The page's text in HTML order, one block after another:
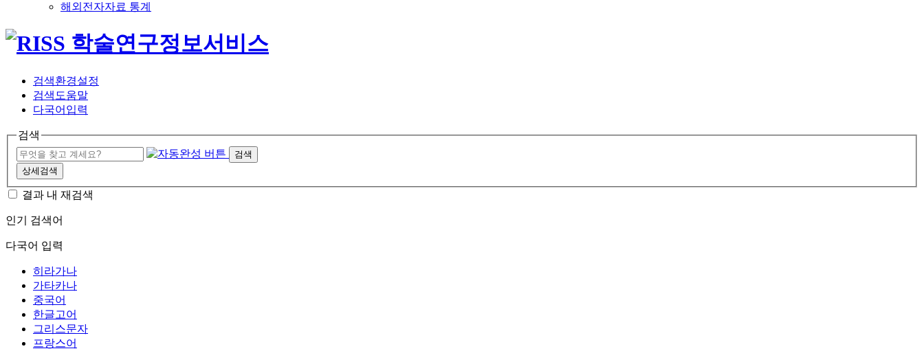
해외전자자료 통계
검색환경설정
검색도움말
다국어입력
검색
검색
상세검색
결과 내 재검색
인기 검색어
다국어 입력
히라가나
가타카나
중국어
한글고어
그리스문자
프랑스어